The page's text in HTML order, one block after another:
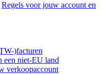
Regels voor jouw account en
)facturen
een niet-EU land
verkoopaccount